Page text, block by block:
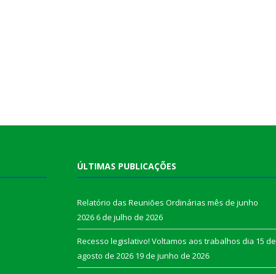
ÚLTIMAS PUBLICAÇÕES
Relatório das Reuniões Ordinárias mês de junho
20266 de julho de 2026
Recesso legislativo! Voltamos aos trabalhos dia 15 de
agosto de 2026 19 de junho de 2026